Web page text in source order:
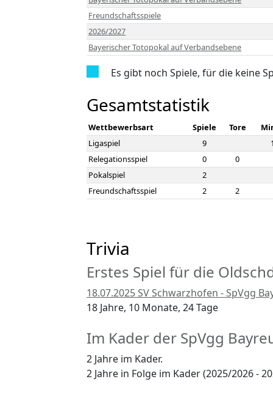
Freundschaftsspiele
2026/2027
Bayerischer Totopokal auf Verbandsebene
Es gibt noch Spiele, für die keine
Gesamtstatistik
Wettbewerbsart Spiele Tore
Ligaspiel
9
Relegationsspiel
0
0
Pokalspiel
2
Freundschaftsspiel
2 2
Trivia
Erstes Spiel für die
18.07.2025 SV Schwarzhofen - SpVgg
18 Jahre, 10 Monate, 24 Tage
Im Kader der SpVgg
2 Jahre im Kader.
2 Jahre in Folge im Kader (2025/2026 -